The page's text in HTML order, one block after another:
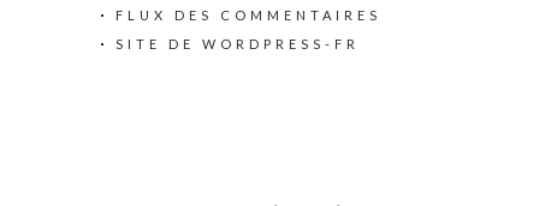
FLUX DES COMMENTAIRES
SITE DE WORDPRESS-FR